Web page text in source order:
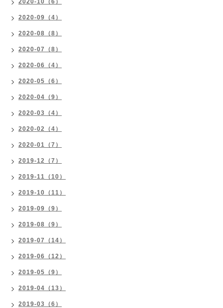
2020-10（6）
2020-09（4）
2020-08（8）
2020-07（8）
2020-06（4）
2020-05（6）
2020-04（9）
2020-03（4）
2020-02（4）
2020-01（7）
2019-12（7）
2019-11（10）
2019-10（11）
2019-09（9）
2019-08（9）
2019-07（14）
2019-06（12）
2019-05（9）
2019-04（13）
2019-03（6）